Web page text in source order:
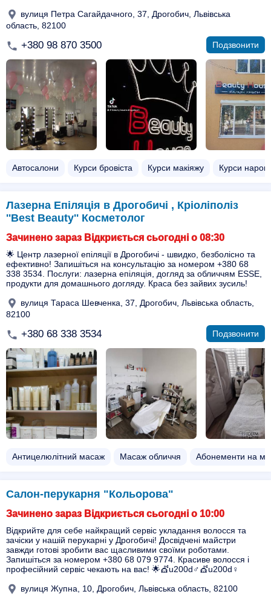
вулиця Петра Сагайдачного, 37, Дрогобич, Львівська
область, 82100
+380 98 870 3500 Подзвонити
Автосалони Курси бровіста Курси макіяжу Курси
Лазерна Епіляція в Дрогобичі , Кріоліполіз
''Best Beauty'' Косметолог
Зачинено зараз Відкриється сьогодні о 08:30
🌟 Центр лазерної епіляції в Дрогобичі - швидко, безболісно та
ефективно! Запишіться на консультацію за номером +380 68
338 3534. Послуги: лазерна епіляція, догляд за обличчям ESSE,
продукти для домашнього догляду. Краса без зайвих зусиль!
вулиця Тараса Шевченка, 37, Дрогобич, Львівська область,
82100
+380 68 338 3534 Подзвонити
Антицелюлітний масаж Масаж обличчя Абонементи на
Салон-перукарня "Кольорова"
Зачинено зараз Відкриється сьогодні о 10:00
Відкрийте для себе найкращий сервіс укладання волосся та
зачіски у нашій перукарні у Дрогобичі! Досвідчені майстри
завжди готові зробити вас щасливими своїми роботами.
Запишіться за номером +380 68 079 9774. Красиве волосся і
професійний сервіс чекають на вас! 🌟💇u200d♂️💇u200d♀️
вулиця Жупна, 10, Дрогобич, Львівська область, 82100